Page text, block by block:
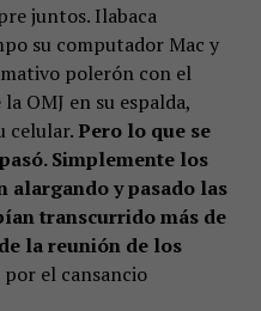
juntos. Ilabaca
su computador Mac y
polerón con el
OMJ en su espalda,
celular. Pero lo que se
Simplemente los
alargando y pasado las
transcurrido más de
la reunión de los
el cansancio